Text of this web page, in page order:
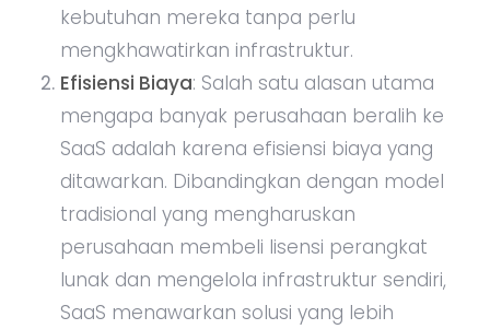
kebutuhan mereka tanpa perlu
mengkhawatirkan infrastruktur.
Efisiensi Biaya: Salah satu alasan utama
mengapa banyak perusahaan beralih ke
SaaS adalah karena efisiensi biaya yang
ditawarkan. Dibandingkan dengan model
tradisional yang mengharuskan
perusahaan membeli lisensi perangkat
lunak dan mengelola infrastruktur sendiri,
SaaS menawarkan solusi yang lebih